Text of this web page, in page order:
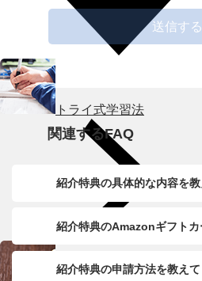
トライ式学習法
送信する
関連するFAQ
紹介特典の具体的な内容を教
紹介特典のAmazonギフトカ
紹介特典の申請方法を教えて